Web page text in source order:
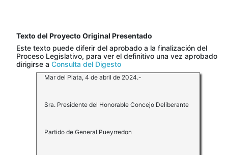
Texto del Proyecto Original Presentado
Este texto puede diferir del aprobado a la finalización del
Proceso Legislativo, para ver el definitivo una vez aprobado
dirigirse a Consulta del Digesto
Mar del Plata, 4 de abril de 2024.-
Sra. Presidente del Honorable Concejo Deliberante
Partido de General Pueyrredon